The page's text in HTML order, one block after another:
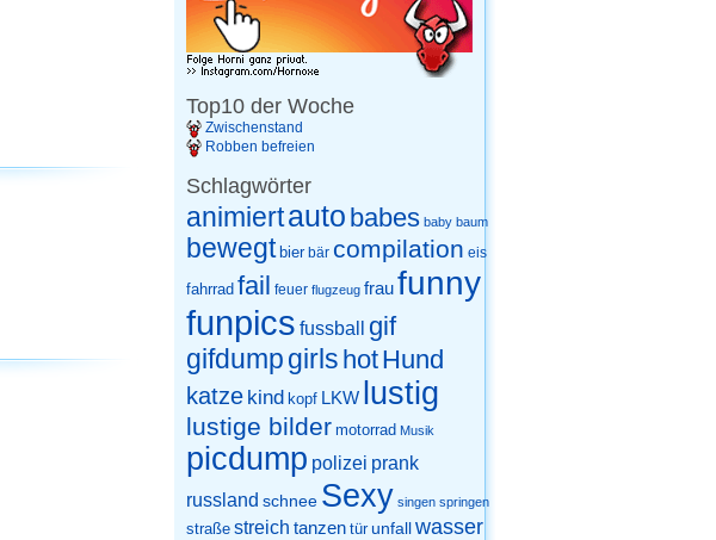
Top10 der Woche
Zwischenstand
Robben befreien
Schlagwörter
animiertauto babes baby baum
bewegt bier bär compilation eis
fahrrad fail feuer flugzeug fraufunny
funpics fussball gif
gifdump girls hotHund
katze kind kopf LKW lustig
lustige bilder motorrad Musik
picdump polizei prank
russland schnee Sexy singen springen
straße streich tanzen tür unfallwasser